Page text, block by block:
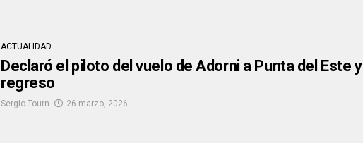
ACTUALIDAD
Declaró el piloto del vuelo de Adorni a Punta del
regreso
Sergio Tourn 26 marzo, 2026